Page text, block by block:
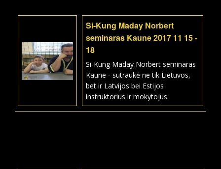
Si-Kung Maday Norbert
seminaras Kaune 2017 11 15 -
18
Si-Kung Maday Norbert seminaras
Kaune - sutraukė ne tik Lietuvos,
bet ir Latvijos bei Estijos
instruktorius ir mokytojus.